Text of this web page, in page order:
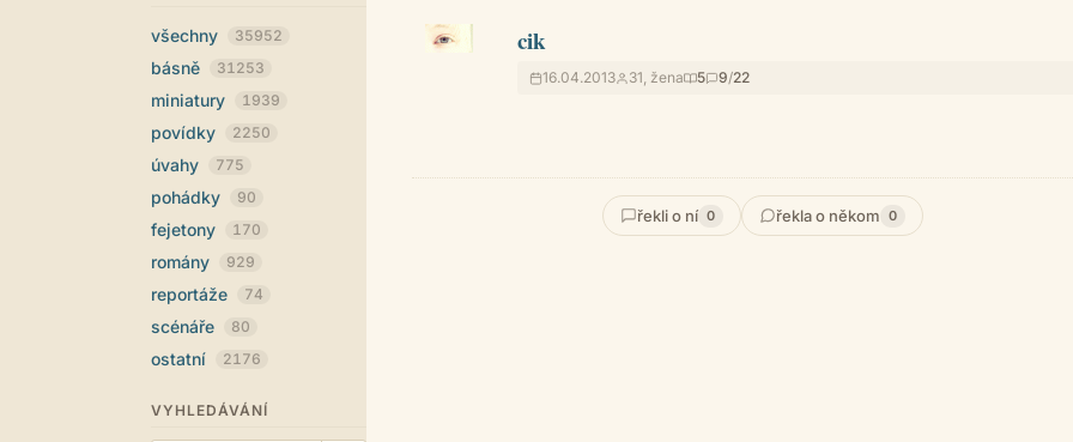
všechny 35952
básně 31253
miniatury 1939
povídky 2250
úvahy 775
pohádky 90
fejetony 170
romány 929
reportáže 74
scénáře 80
ostatní 2176
VYHLEDÁVÁNÍ
cik
16.04.2013 31, žena 5 9/22
řekli o ní 0 řekla o někom 0